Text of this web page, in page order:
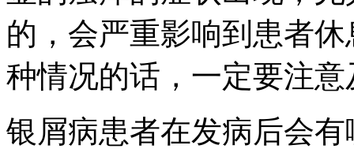
的，会严重影响到患者
种情况的话，一定要注
银屑病患者在发病后会